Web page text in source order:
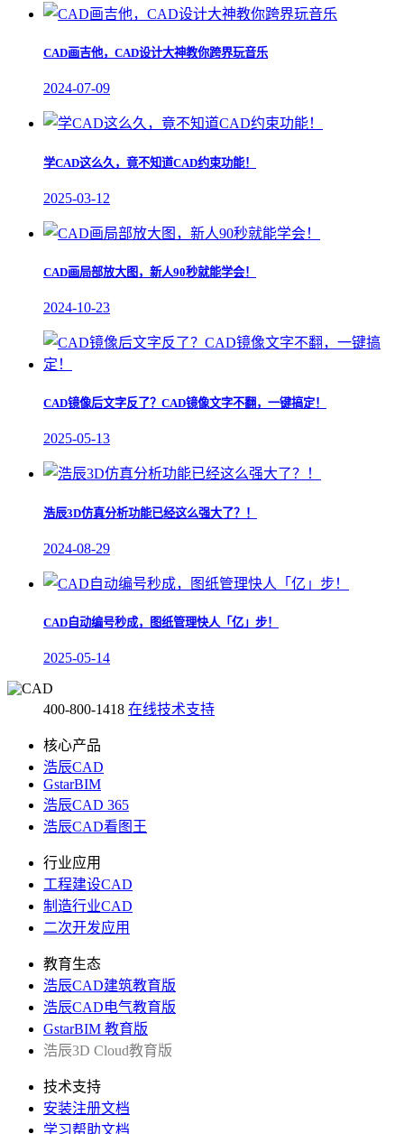
CAD画吉他，CAD设计大神教你跨界玩音乐
2024-07-09
学CAD这么久，竟不知道CAD约束功能！
2025-03-12
CAD画局部放大图，新人90秒就能学会！
2024-10-23
CAD镜像后文字反了？CAD镜像文字不翻，一键搞定！
2025-05-13
浩辰3D仿真分析功能已经这么强大了？！
2024-08-29
CAD自动编号秒成，图纸管理快人「亿」步！
2025-05-14
400-800-1418 在线技术支持
核心产品
浩辰CAD
GstarBIM
浩辰CAD 365
浩辰CAD看图王
行业应用
工程建设CAD
制造行业CAD
二次开发应用
教育生态
浩辰CAD建筑教育版
浩辰CAD电气教育版
GstarBIM 教育版
浩辰3D Cloud教育版
技术支持
安装注册文档
学习帮助文档